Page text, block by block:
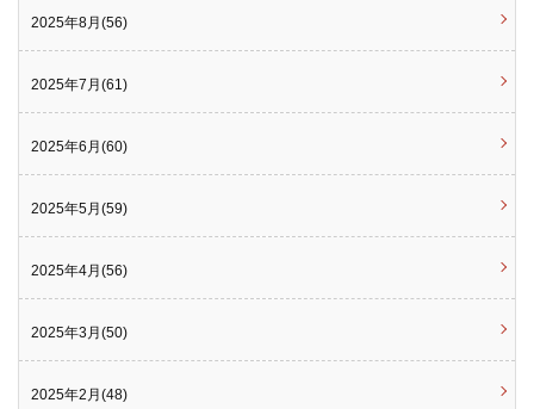
2025年8月(56)
2025年7月(61)
2025年6月(60)
2025年5月(59)
2025年4月(56)
2025年3月(50)
2025年2月(48)